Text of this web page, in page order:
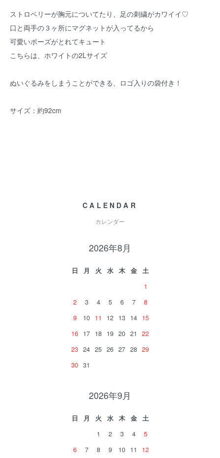
ストロベリーが胸元についてたり、足の刺繍がカワイイ♡
口と両手の３ヶ所にマグネットが入ってるから
可愛いポーズがとれてキュート
こちらは、ホワイトの2Lサイズ
ぬいぐるみをしまうことができる、ロゴ入りの袋付き！
サイズ：約92cm
CALENDAR
カレンダー
2026年8月
日 月 火 水 木 金
土
1
2
3 4 5 6 7
8
9
10 11 12 13 14 15
16 17 18 19 20 21
22
23 24 25 26 27 28 29
30 31
2026年9月
日 月 火 水 木 金
土
1
2 3 4
5
6
7 8 9 10 11
12